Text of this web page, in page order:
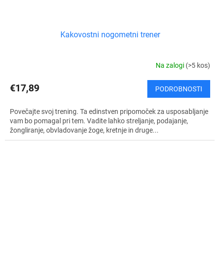
Kakovostni nogometni trener
Na zalogi (>5 kos)
€17,89 PODROBNOSTI
Povečajte svoj trening. Ta edinstven pripomoček za usposabljanje
vam bo pomagal pri tem. Vadite lahko streljanje, podajanje,
žongliranje, obvladovanje žoge, kretnje in druge...